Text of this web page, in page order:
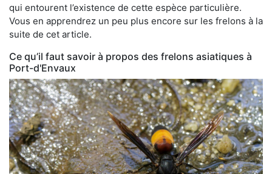
qui entourent l’existence de cette espèce particulière.
Vous en apprendrez un peu plus encore sur les frelons à la
suite de cet article.
Ce qu’il faut savoir à propos des frelons asiatiques à
Port-d'Envaux